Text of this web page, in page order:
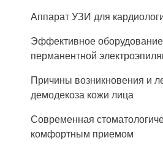
Аппарат УЗИ для
Эффективное
перманентной
Причины возникновения и
демодекоза кожи лица
Современная
комфортным приемом